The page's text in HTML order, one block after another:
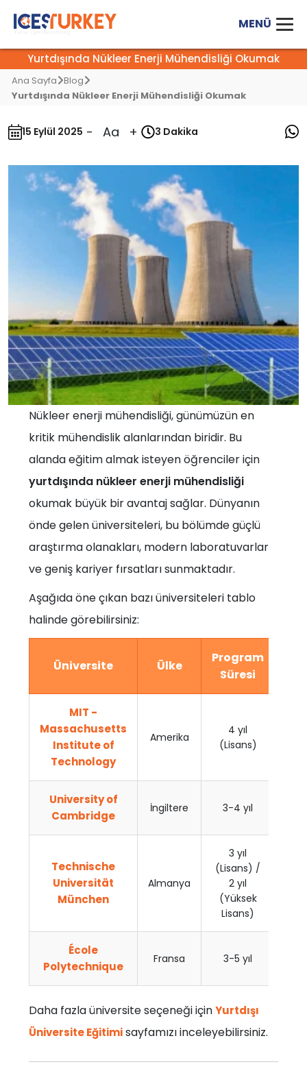
Yurtdışında Nükleer Enerji Mühendisliği Okumak
Ana Sayfa Blog
Yurtdışında Nükleer Enerji Mühendisliği Okumak
15 Eylül 2025 - Aa + 3 Dakika
Nükleer enerji mühendisliği, günümüzün en
kritik mühendislik alanlarından biridir. Bu
alanda eğitim almak isteyen öğrenciler için
yurtdışında nükleer enerji mühendisliği
okumak büyük bir avantaj sağlar. Dünyanın
önde gelen üniversiteleri, bu bölümde güçlü
araştırma olanakları, modern laboratuvarlar
ve geniş kariyer fırsatları sunmaktadır.
Aşağıda öne çıkan bazı üniversiteleri tablo
halinde görebilirsiniz:
Üniversite Ülke
Program
Süresi
MIT -
Massachusetts
Institute of
Technology
Amerika
4 yıl
(Lisans)
University of
Cambridge
İngiltere 3-4 yıl
Technische
Universität
München
Almanya
3 yıl
(Lisans) /
2 yıl
(Yüksek
Lisans)
École
Polytechnique
Fransa 3-5 yıl
Daha fazla üniversite seçeneği içinYurtdışı
Üniversite Eğitimisayfamızı inceleyebilirsiniz.